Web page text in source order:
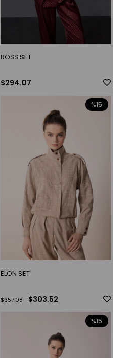
ROSS SET
$294.07
ELON SET
$303.52
$357.08
%15
%15